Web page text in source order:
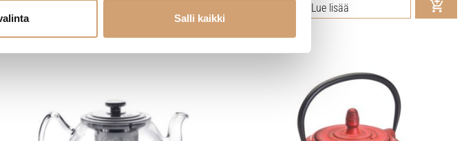
Salli kaikki
Lue lisää